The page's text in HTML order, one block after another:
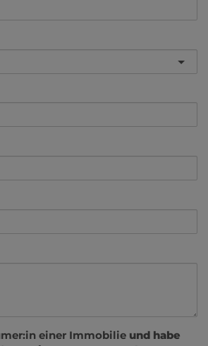
einer Immobilie und habe